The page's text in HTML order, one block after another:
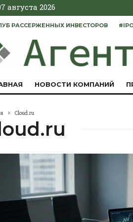
августа 2026
РАССЕРЖЕННЫХ ИНВЕСТОРОВ
НОВОСТИ КОМПАНИЙ
Cloud.ru